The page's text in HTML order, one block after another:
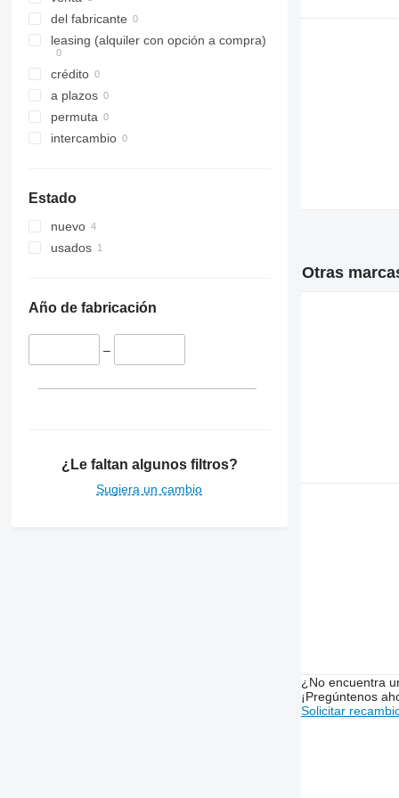
6175
6190
6200
6210
6215
6220
6320
6330
6506
6510
6800
6810
del fabricante
leasing (alquiler con opción a compra)
crédito
a plazos
permuta
intercambio
Estado
nuevo
usados
Año de fabricación
–
¿Le faltan algunos filtros?
Sugiera un cambio
Otras
¿No encuentra
¡Pregúntenos
Solicitar